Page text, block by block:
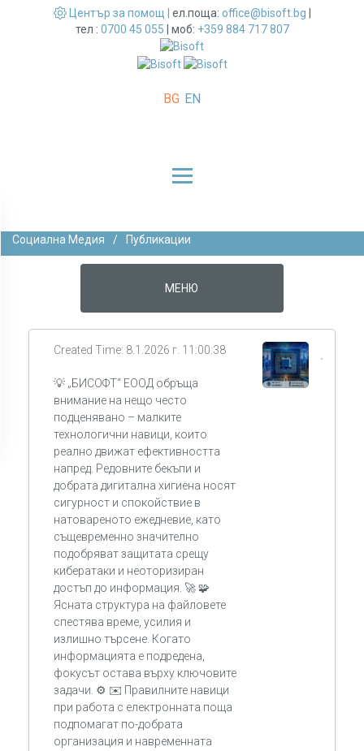
Център за помощ | ел.поща: office@bisoft.bg
тел : 0700 45 055 моб: +359 884 717 807
BG EN
Социална Медия / Публикации
МЕНЮ
Created Time: 8.1.2026 г. 11:00:38
💡 „БИСОФТ“ ЕООД обръща
внимание на нещо често
подценявано – малките
технологични навици, които
реално движат ефективността
напред. Редовните бекъпи и
добрата дигитална хигиена носят
сигурност и спокойствие в
натовареното ежедневие, като
същевременно значително
подобряват защитата срещу
кибератаки и неоторизиран
достъп до информация. 🚀 🧩
Ясната структура на файловете
спестява време, усилия и
излишно търсене. Когато
информацията е подредена,
фокусът остава върху ключовите
задачи. ⚙️ ✉️ Правилните навици
при работа с електронната поща
подпомагат по-добрата
организация и навременната